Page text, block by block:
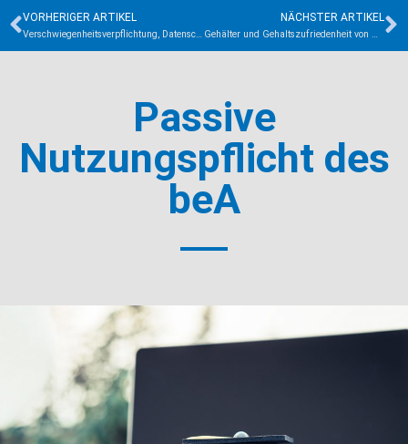
VORHERIGER ARTIKEL
Verschwiegenheitsverpflichtung, Datenschutzrecht und E-Mails
NÄCHSTER ARTIKEL
Gehälter und Gehaltszufriedenheit von Mitarbeitern in Rechtsanwaltskanzleien (Teil 2)
Passive
Nutzungspflicht des
beA